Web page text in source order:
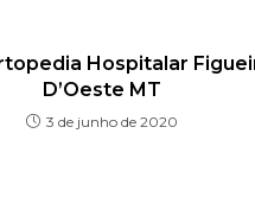
Hospitalar
D’Oeste MT
3 de junho de 2020